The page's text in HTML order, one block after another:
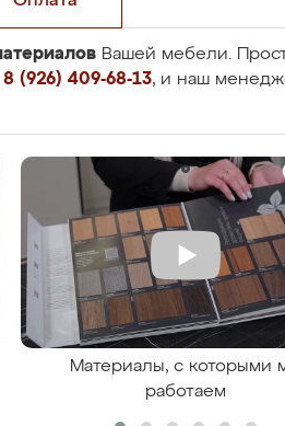
Вашей мебели.
8 (926) 409-68-13, и наш
Материалы, с которыми
работаем